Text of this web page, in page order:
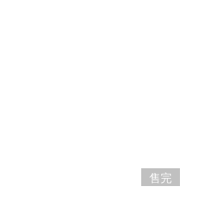
售完